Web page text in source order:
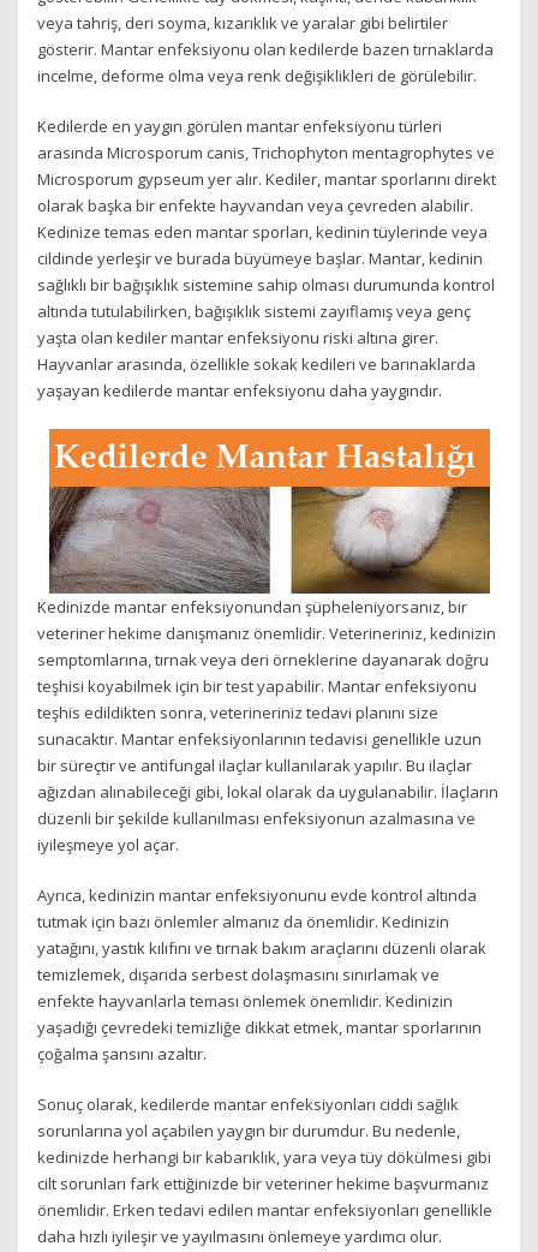
veya tahriş, deri soyma, kızarıklık ve yaralar gibi belirtiler
gösterir. Mantar enfeksiyonu olan kedilerde bazen tırnaklarda
incelme, deforme olma veya renk değişiklikleri de görülebilir.
Kedilerde en yaygın görülen mantar enfeksiyonu türleri
arasında Microsporum canis, Trichophyton mentagrophytes ve
Microsporum gypseum yer alır. Kediler, mantar sporlarını direkt
olarak başka bir enfekte hayvandan veya çevreden alabilir.
Kedinize temas eden mantar sporları, kedinin tüylerinde veya
cildinde yerleşir ve burada büyümeye başlar. Mantar, kedinin
sağlıklı bir bağışıklık sistemine sahip olması durumunda kontrol
altında tutulabilirken, bağışıklık sistemi zayıflamış veya genç
yaşta olan kediler mantar enfeksiyonu riski altına girer.
Hayvanlar arasında, özellikle sokak kedileri ve barınaklarda
yaşayan kedilerde mantar enfeksiyonu daha yaygındır.
Kedinizde mantar enfeksiyonundan şüpheleniyorsanız, bir
veteriner hekime danışmanız önemlidir. Veterineriniz, kedinizin
semptomlarına, tırnak veya deri örneklerine dayanarak doğru
teşhisi koyabilmek için bir test yapabilir. Mantar enfeksiyonu
teşhis edildikten sonra, veterineriniz tedavi planını size
sunacaktır. Mantar enfeksiyonlarının tedavisi genellikle uzun
bir süreçtir ve antifungal ilaçlar kullanılarak yapılır. Bu ilaçlar
ağızdan alınabileceği gibi, lokal olarak da uygulanabilir. İlaçların
düzenli bir şekilde kullanılması enfeksiyonun azalmasına ve
iyileşmeye yol açar.
Ayrıca, kedinizin mantar enfeksiyonunu evde kontrol altında
tutmak için bazı önlemler almanız da önemlidir. Kedinizin
yatağını, yastık kılıfını ve tırnak bakım araçlarını düzenli olarak
temizlemek, dışarıda serbest dolaşmasını sınırlamak ve
enfekte hayvanlarla teması önlemek önemlidir. Kedinizin
yaşadığı çevredeki temizliğe dikkat etmek, mantar sporlarının
çoğalma şansını azaltır.
Sonuç olarak, kedilerde mantar enfeksiyonları ciddi sağlık
sorunlarına yol açabilen yaygın bir durumdur. Bu nedenle,
kedinizde herhangi bir kabarıklık, yara veya tüy dökülmesi gibi
cilt sorunları fark ettiğinizde bir veteriner hekime başvurmanız
önemlidir. Erken tedavi edilen mantar enfeksiyonları genellikle
daha hızlı iyileşir ve yayılmasını önlemeye yardımcı olur.